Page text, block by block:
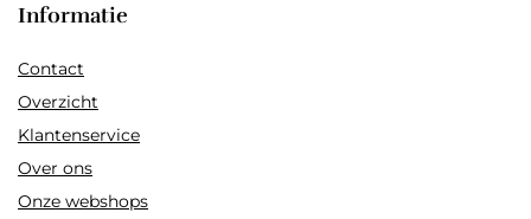
Informatie
Contact
Overzicht
Klantenservice
Over ons
Onze webshops